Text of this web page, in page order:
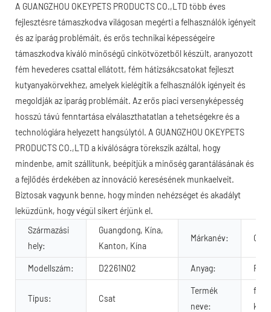
A GUANGZHOU OKEYPETS PRODUCTS CO.,LTD több éves
fejlesztésre támaszkodva világosan megérti a felhasználók igényeit
és az iparág problémáit, és erős technikai képességeire
támaszkodva kiváló minőségű cinkötvözetből készült, aranyozott
fém hevederes csattal ellátott, fém hátizsákcsatokat fejleszt
kutyanyakörvekhez, amelyek kielégítik a felhasználók igényeit és
megoldják az iparág problémáit. Az erős piaci versenyképesség
hosszú távú fenntartása elválaszthatatlan a tehetségekre és a
technológiára helyezett hangsúlytól. A GUANGZHOU OKEYPETS
PRODUCTS CO.,LTD a kiválóságra törekszik azáltal, hogy
mindenbe, amit szállítunk, beépítjük a minőség garantálásának és
a fejlődés érdekében az innováció keresésének munkaelveit.
Biztosak vagyunk benne, hogy minden nehézséget és akadályt
leküzdünk, hogy végül sikert érjünk el.
Származási
hely:
Guangdong, Kína,
Kanton, Kína
Márkanév:
Modellszám: D2261N02 Anyag:
Típus: Csat
Termék
neve:
fém